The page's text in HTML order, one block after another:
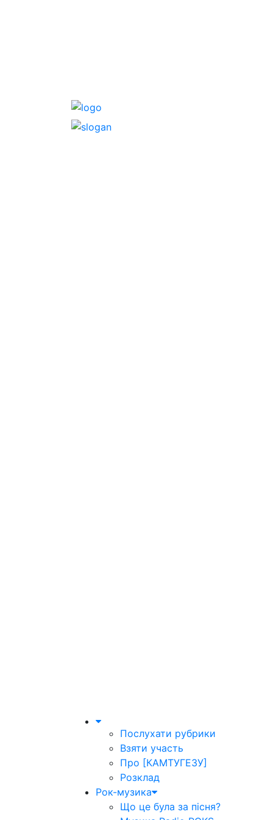
Послухати рубрики
Взяти участь
Про [КАМТУГЕЗУ]
Розклад
Рок-музика
Що це була за пісня?